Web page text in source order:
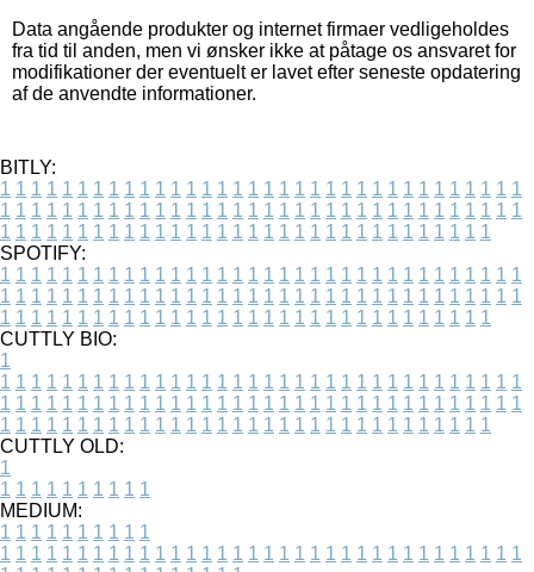
Data angående produkter og internet firmaer vedligeholdes
fra tid til anden, men vi ønsker ikke at påtage os ansvaret for
modifikationer der eventuelt er lavet efter seneste opdatering
af de anvendte informationer.
BITLY:
1 1 1 1 1 1 1 1 1 1 1 1 1 1 1 1 1 1 1 1 1 1 1 1 1 1 1 1 1 1 1 1 1 1
1 1 1 1 1 1 1 1 1 1 1 1 1 1 1 1 1 1 1 1 1 1 1 1 1 1 1 1 1 1 1 1 1 1
1 1 1 1 1 1 1 1 1 1 1 1 1 1 1 1 1 1 1 1 1 1 1 1 1 1 1 1 1 1 1 1
SPOTIFY:
1 1 1 1 1 1 1 1 1 1 1 1 1 1 1 1 1 1 1 1 1 1 1 1 1 1 1 1 1 1 1 1 1 1
1 1 1 1 1 1 1 1 1 1 1 1 1 1 1 1 1 1 1 1 1 1 1 1 1 1 1 1 1 1 1 1 1 1
1 1 1 1 1 1 1 1 1 1 1 1 1 1 1 1 1 1 1 1 1 1 1 1 1 1 1 1 1 1 1 1
CUTTLY BIO:
1
1 1 1 1 1 1 1 1 1 1 1 1 1 1 1 1 1 1 1 1 1 1 1 1 1 1 1 1 1 1 1 1 1 1
1 1 1 1 1 1 1 1 1 1 1 1 1 1 1 1 1 1 1 1 1 1 1 1 1 1 1 1 1 1 1 1 1 1
1 1 1 1 1 1 1 1 1 1 1 1 1 1 1 1 1 1 1 1 1 1 1 1 1 1 1 1 1 1 1 1
CUTTLY OLD:
1
1 1 1 1 1 1 1 1 1 1
MEDIUM:
1 1 1 1 1 1 1 1 1 1
1 1 1 1 1 1 1 1 1 1 1 1 1 1 1 1 1 1 1 1 1 1 1 1 1 1 1 1 1 1 1 1 1 1